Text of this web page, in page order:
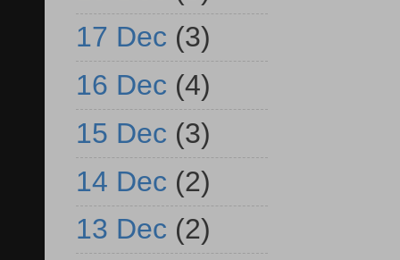
17 Dec (3)
16 Dec (4)
15 Dec (3)
14 Dec (2)
13 Dec (2)